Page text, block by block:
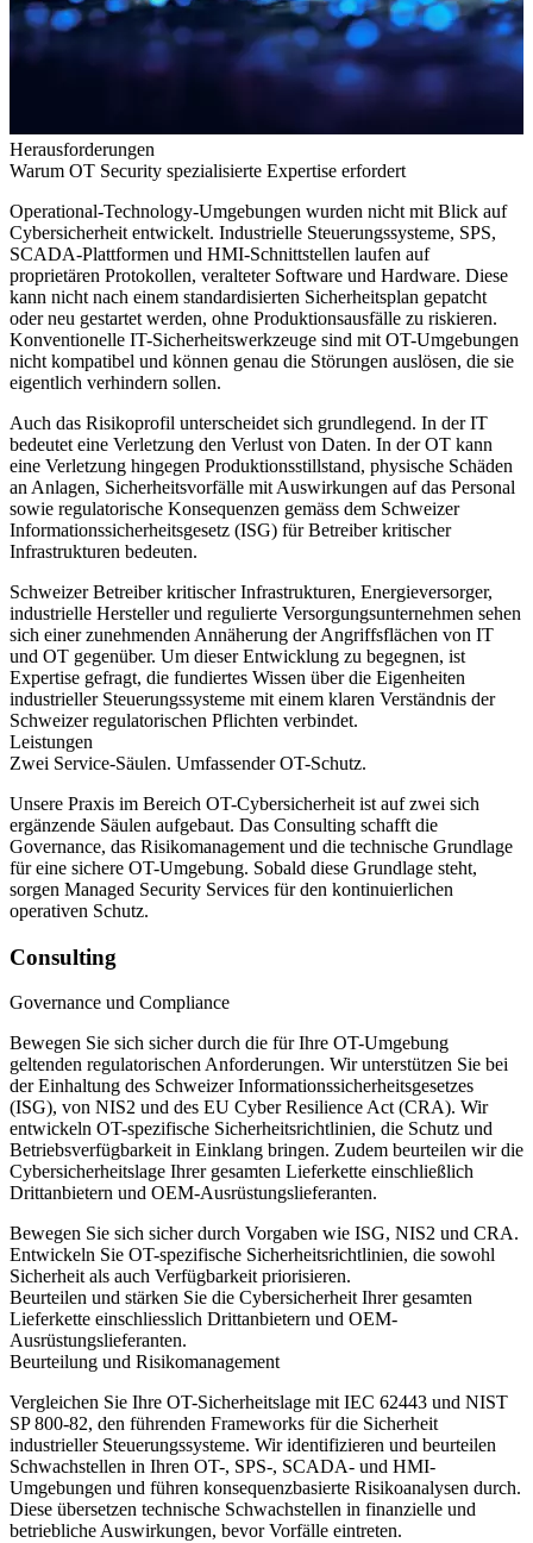
Herausforderungen
Warum OT Security spezialisierte Expertise erfordert
Operational-Technology-Umgebungen wurden nicht mit Blick auf
Cybersicherheit entwickelt. Industrielle Steuerungssysteme, SPS,
SCADA-Plattformen und HMI-Schnittstellen laufen auf
proprietären Protokollen, veralteter Software und Hardware. Diese
kann nicht nach einem standardisierten Sicherheitsplan gepatcht
oder neu gestartet werden, ohne Produktionsausfälle zu riskieren.
Konventionelle IT-Sicherheitswerkzeuge sind mit OT-Umgebungen
nicht kompatibel und können genau die Störungen auslösen, die sie
eigentlich verhindern sollen.
Auch das Risikoprofil unterscheidet sich grundlegend. In der IT
bedeutet eine Verletzung den Verlust von Daten. In der OT kann
eine Verletzung hingegen Produktionsstillstand, physische Schäden
an Anlagen, Sicherheitsvorfälle mit Auswirkungen auf das Personal
sowie regulatorische Konsequenzen gemäss dem Schweizer
Informationssicherheitsgesetz (ISG) für Betreiber kritischer
Infrastrukturen bedeuten.
Schweizer Betreiber kritischer Infrastrukturen, Energieversorger,
industrielle Hersteller und regulierte Versorgungsunternehmen sehen
sich einer zunehmenden Annäherung der Angriffsflächen von IT
und OT gegenüber. Um dieser Entwicklung zu begegnen, ist
Expertise gefragt, die fundiertes Wissen über die Eigenheiten
industrieller Steuerungssysteme mit einem klaren Verständnis der
Schweizer regulatorischen Pflichten verbindet.
Leistungen
Zwei Service-Säulen. Umfassender OT-Schutz.
Unsere Praxis im Bereich OT-Cybersicherheit ist auf zwei sich
ergänzende Säulen aufgebaut. Das Consulting schafft die
Governance, das Risikomanagement und die technische Grundlage
für eine sichere OT-Umgebung. Sobald diese Grundlage steht,
sorgen Managed Security Services für den kontinuierlichen
operativen Schutz.
Consulting
Governance und Compliance
Bewegen Sie sich sicher durch die für Ihre OT-Umgebung
geltenden regulatorischen Anforderungen. Wir unterstützen Sie bei
der Einhaltung des Schweizer Informationssicherheitsgesetzes
(ISG), von NIS2 und des EU Cyber Resilience Act (CRA). Wir
entwickeln OT-spezifische Sicherheitsrichtlinien, die Schutz und
Betriebsverfügbarkeit in Einklang bringen. Zudem beurteilen wir die
Cybersicherheitslage Ihrer gesamten Lieferkette einschließlich
Drittanbietern und OEM-Ausrüstungslieferanten.
Bewegen Sie sich sicher durch Vorgaben wie ISG, NIS2 und CRA.
Entwickeln Sie OT-spezifische Sicherheitsrichtlinien, die sowohl
Sicherheit als auch Verfügbarkeit priorisieren.
Beurteilen und stärken Sie die Cybersicherheit Ihrer gesamten
Lieferkette einschliesslich Drittanbietern und OEM-
Ausrüstungslieferanten.
Beurteilung und Risikomanagement
Vergleichen Sie Ihre OT-Sicherheitslage mit IEC 62443 und NIST
SP 800-82, den führenden Frameworks für die Sicherheit
industrieller Steuerungssysteme. Wir identifizieren und beurteilen
Schwachstellen in Ihren OT-, SPS-, SCADA- und HMI-
Umgebungen und führen konsequenzbasierte Risikoanalysen durch.
Diese übersetzen technische Schwachstellen in finanzielle und
betriebliche Auswirkungen, bevor Vorfälle eintreten.